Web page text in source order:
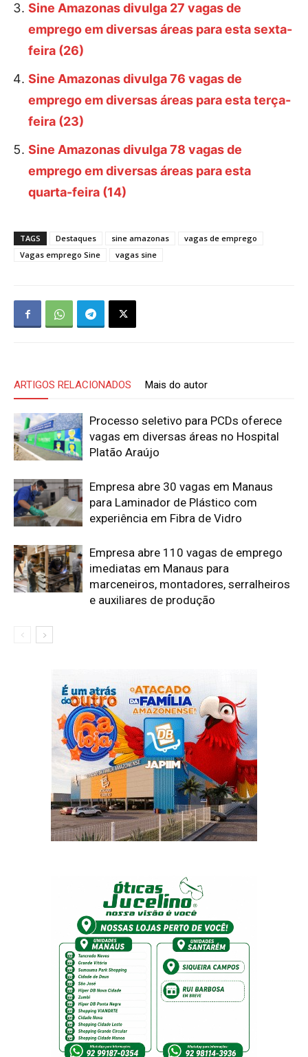
Sine Amazonas divulga 27 vagas de
emprego em diversas áreas para esta sexta-
feira (26)
Sine Amazonas divulga 76 vagas de
emprego em diversas áreas para esta terça-
feira (23)
Sine Amazonas divulga 78 vagas de
emprego em diversas áreas para esta
quarta-feira (14)
TAGS Destaques sine amazonas
vagas de emprego
Vagas emprego Sine
vagas sine
ARTIGOS RELACIONADOS Mais do autor
Processo seletivo para PCDs oferece
vagas em diversas áreas no Hospital
Platão Araújo
Empresa abre 30 vagas em Manaus
para Laminador de Plástico com
experiência em Fibra de Vidro
Empresa abre 110 vagas de emprego
imediatas em Manaus para
marceneiros, montadores, serralheiros
e auxiliares de produção